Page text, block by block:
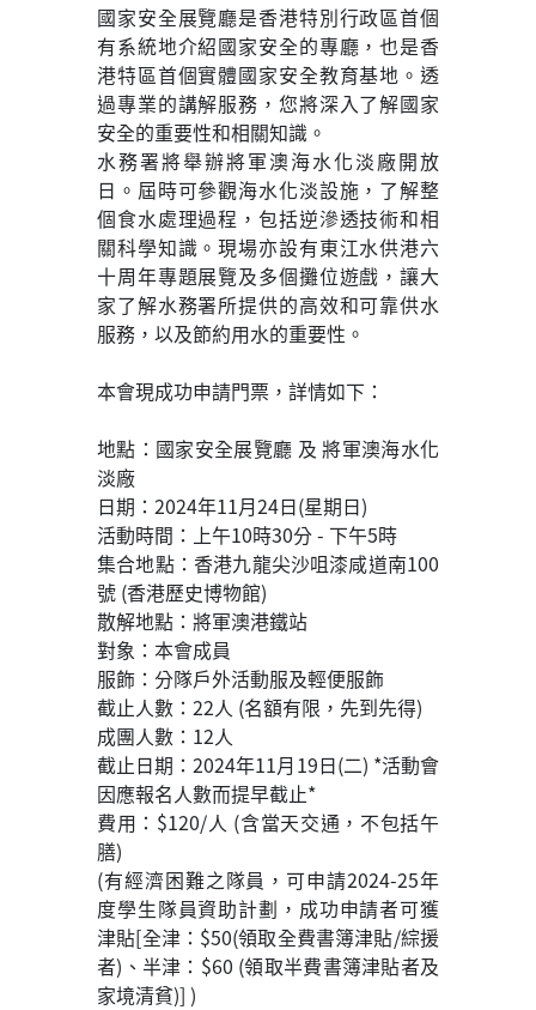
國家安全展覽廳是香港特別行政區首個
有系統地介紹國家安全的專廳，也是香
港特區首個實體國家安全教育基地。透
過專業的講解服務，您將深入了解國家
安全的重要性和相關知識。
水務署將舉辦將軍澳海水化淡廠開放
日。屆時可參觀海水化淡設施，了解整
個食水處理過程，包括逆滲透技術和相
關科學知識。現場亦設有東江水供港六
十周年專題展覽及多個攤位遊戲，讓大
家了解水務署所提供的高效和可靠供水
服務，以及節約用水的重要性。
本會現成功申請門票，詳情如下：
地點：國家安全展覽廳 及 將軍澳海水化
淡廠
日期：2024年11月24日(星期日)
活動時間：上午10時30分 - 下午5時
集合地點：香港九龍尖沙咀漆咸道南100
號 (香港歷史博物館)
散解地點：將軍澳港鐵站
對象：本會成員
服飾：分隊戶外活動服及輕便服飾
截止人數：22人 (名額有限，先到先得)
成團人數：12人
截止日期：2024年11月19日(二) *活動會
因應報名人數而提早截止*
費用：$120/人 (含當天交通，不包括午
膳)
(有經濟困難之隊員，可申請2024-25年
度學生隊員資助計劃，成功申請者可獲
津貼[全津：$50(領取全費書簿津貼/綜援
者)、半津：$60 (領取半費書簿津貼者及
家境清貧)] )